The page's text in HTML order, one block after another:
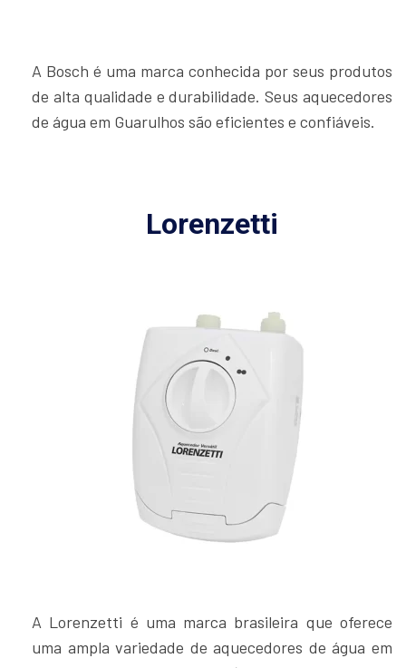
A Bosch é uma marca conhecida por seus produtos
de alta qualidade e durabilidade. Seus aquecedores
de água em Guarulhos são eficientes e confiáveis.
Lorenzetti
A Lorenzetti é uma marca brasileira que oferece
uma ampla variedade de aquecedores de água em